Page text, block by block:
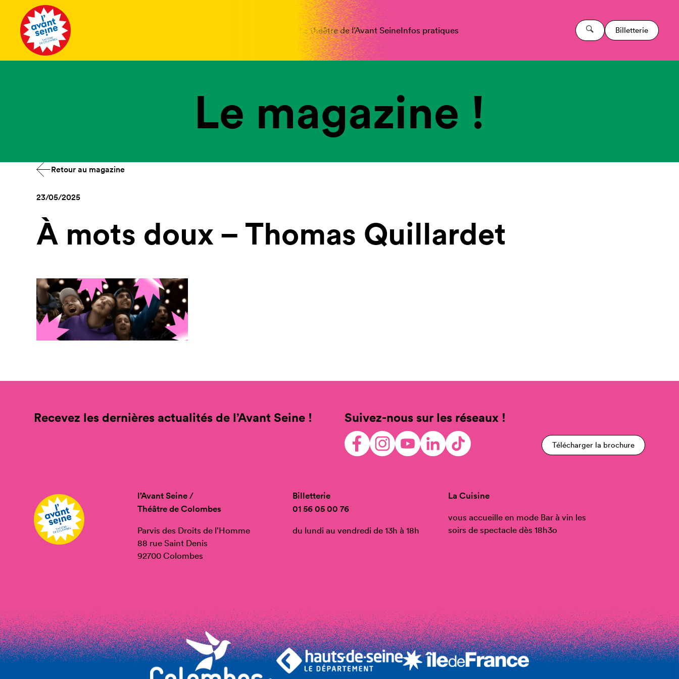
Le théâtre de l’Avant SeineInfos pratiques Billetterie
Le magazine !
Retour au magazine
23/05/2025
À mots doux – Thomas Quillardet
Recevez les dernières actualités de l’Avant Seine ! Suivez-nous sur les réseaux !
Télécharger la brochure
l’Avant Seine /
Théâtre de Colombes
Parvis des Droits de l’Homme
88 rue Saint Denis
92700 Colombes
Billetterie
01 56 05 00 76
du lundi au vendredi de 13h à 18h
La Cuisine
vous accueille en mode Bar à vin les
soirs de spectacle dès 18h3o